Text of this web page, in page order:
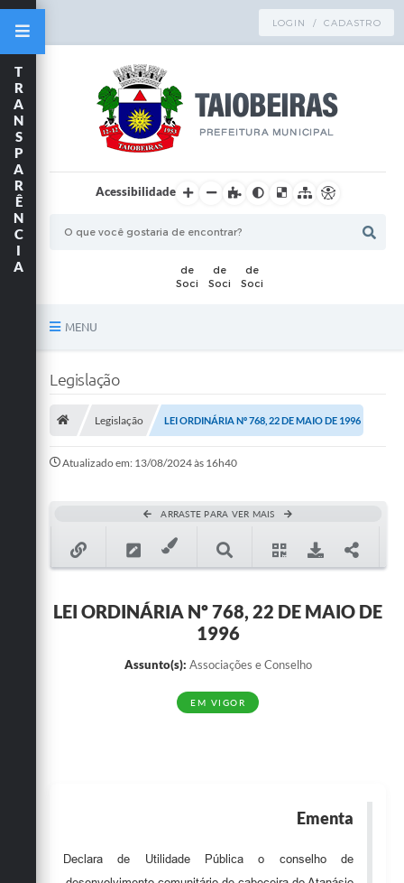
LOGIN / CADASTRO
Acessibilidade
MENU
Mapa do Site
SIC
Emprega
T
R
A
N
S
P
A
R
Ê
N
C
I
A
Legislação
Legislação LEI ORDINÁRIA Nº 768, 22 DE MAIO DE 1996
Atualizado em: 13/08/2024 às 16h40
ARRASTE PARA VER MAIS
LEI ORDINÁRIA Nº 768, 22 DE MAIO DE
1996
Assunto(s): Associações e Conselho
EM VIGOR
Ementa
Declara de Utilidade Pública o conselho de